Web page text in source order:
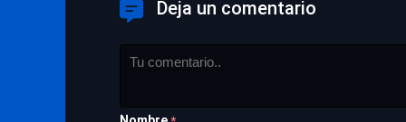
Deja un comentario